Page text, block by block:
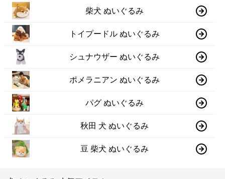
柴犬 ぬいぐるみ
トイプードル ぬいぐるみ
シュナウザー ぬいぐるみ
ポメラニアン ぬいぐるみ
パグ ぬいぐるみ
秋田 犬 ぬいぐるみ
豆 柴犬 ぬいぐるみ